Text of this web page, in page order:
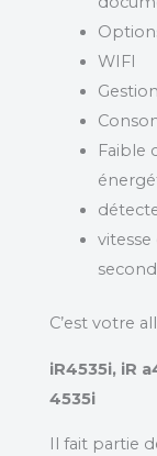
WIFI
Faible
vitesse
C’est votre
iR4535i, iR
4535i
Il fait partie